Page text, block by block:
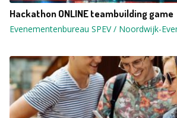
Hackathon ONLINE teambuilding game
Evenementenbureau SPEV / Noordwijk-